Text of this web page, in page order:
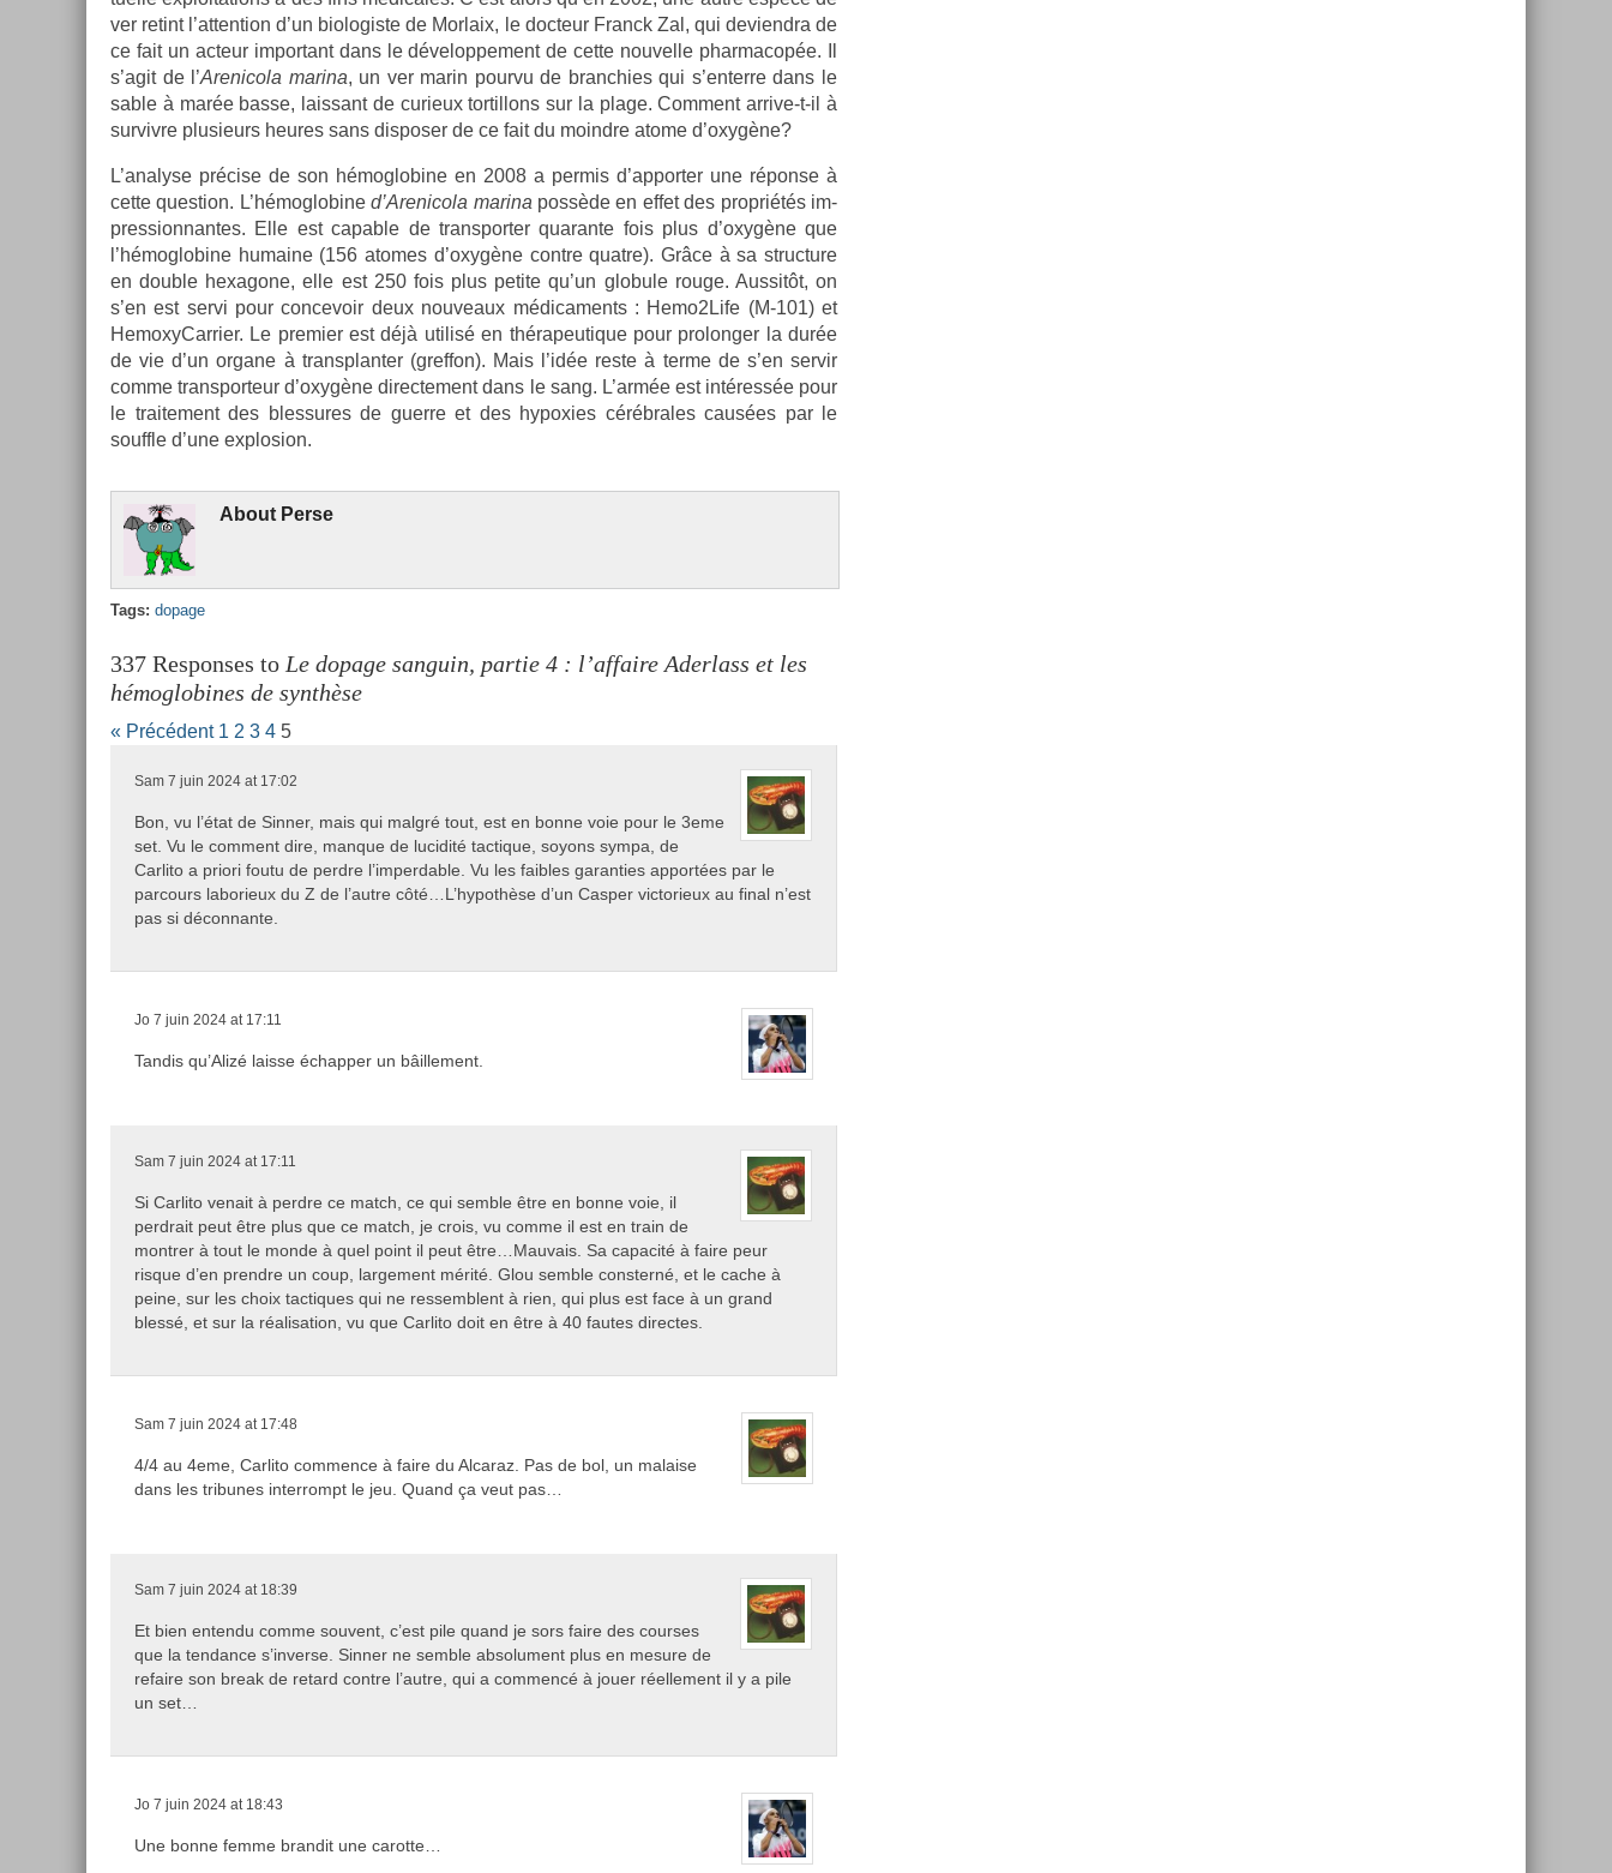
ver re­tint l’at­ten­tion d’un bi­ologis­te de Mor­laix, le doc­teur Franck Zal, qui de­viendra de
ce fait un ac­teur im­por­tant dans le dévelop­pe­ment de cette nouvel­le phar­macop­ée. Il
s’agit de l’Arenicola marina, un ver marin pour­vu de branch­ies qui s’en­terre dans le
sable à marée basse, lais­sant de curieux tor­tillons sur la plage. Com­ment arrive-t-il à
sur­viv­re plusieurs heures sans dis­pos­er de ce fait du moindre atome d’oxygène?
L’analyse précise de son hémog­lobine en 2008 a per­mis d’ap­port­er une réponse à
cette ques­tion. L’hémog­lobined’Arenicola marina possède en effet des pro­priétés im­
pres­sion­nantes. Elle est cap­able de trans­port­er quaran­te fois plus d’oxygène que
l’hémog­lobine humaine (156 atomes d’oxygène con­tre quat­re). Grâce à sa struc­ture
en doub­le hexagone, elle est 250 fois plus petite qu’un globule rouge. Aus­sitôt, on
s’en est servi pour con­cevoir deux nouveaux médica­ments : Hemo2­Life (M-101) et
HemoxyCar­ri­er. Le pre­mi­er est déjà utilisé en thérapeutique pour pro­long­er la durée
de vie d’un or­gane à trans­plant­er (gref­fon). Mais l’idée reste à terme de s’en ser­vir
comme trans­por­teur d’oxygène di­rec­te­ment dans le sang. L’armée est intéressée pour
le traite­ment des bles­sures de guer­re et des hy­pox­ies cérébrales causées par le
souffle d’une ex­plos­ion.
About Perse
Tags: dopage
337 Responses to Le dopage sanguin, partie 4 : l’affaire Aderlass et les
hémoglobines de synthèse
« Précédent 1 2 3 4 5
Sam 7 juin 2024 at 17:02
Bon, vu l’état de Sinner, mais qui malgré tout, est en bonne voie pour le 3eme
set. Vu le comment dire, manque de lucidité tactique, soyons sympa, de
Carlito a priori foutu de perdre l’imperdable. Vu les faibles garanties apportées par le
parcours laborieux du Z de l’autre côté…L’hypothèse d’un Casper victorieux au final n’est
pas si déconnante.
Jo 7 juin 2024 at 17:11
Tandis qu’Alizé laisse échapper un bâillement.
Sam 7 juin 2024 at 17:11
Si Carlito venait à perdre ce match, ce qui semble être en bonne voie, il
perdrait peut être plus que ce match, je crois, vu comme il est en train de
montrer à tout le monde à quel point il peut être…Mauvais. Sa capacité à faire peur
risque d’en prendre un coup, largement mérité. Glou semble consterné, et le cache à
peine, sur les choix tactiques qui ne ressemblent à rien, qui plus est face à un grand
blessé, et sur la réalisation, vu que Carlito doit en être à 40 fautes directes.
Sam 7 juin 2024 at 17:48
4/4 au 4eme, Carlito commence à faire du Alcaraz. Pas de bol, un malaise
dans les tribunes interrompt le jeu. Quand ça veut pas…
Sam 7 juin 2024 at 18:39
Et bien entendu comme souvent, c’est pile quand je sors faire des courses
que la tendance s’inverse. Sinner ne semble absolument plus en mesure de
refaire son break de retard contre l’autre, qui a commencé à jouer réellement il y a pile
un set…
Jo 7 juin 2024 at 18:43
Une bonne femme brandit une carotte…